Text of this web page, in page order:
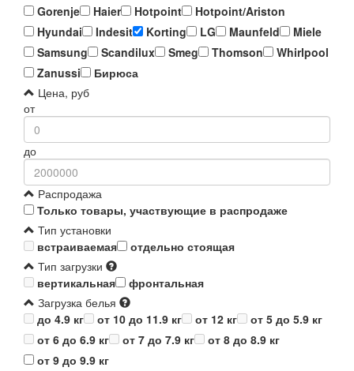
Gorenje
Haier Hotpoint
Hotpoint/Ariston
Hyundai
Indesit Korting LG Maunfeld
Miele
Samsung
Scandilux Smeg Thomson
Whirlpool
Zanussi
Бирюса
Цена, руб
от
до
Распродажа
Только товары, участвующие в распродаже
Тип установки
встраиваемая
отдельно стоящая
Тип загрузки
вертикальная
фронтальная
Загрузка белья
до 4.9 кг
от 10 до 11.9 кг от 12 кг
от 5 до 5.9 кг
от 6 до 6.9 кг
от 7 до 7.9 кг
от 8 до 8.9 кг
от 9 до 9.9 кг